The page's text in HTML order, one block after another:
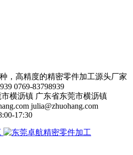
，高精度的精密零件加工源头厂家
0769-83798939
广东省东莞市横沥镇
julia@zhuohang.com
17:30